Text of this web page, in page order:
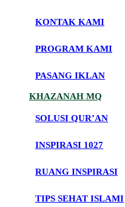
KONTAK KAMI
PROGRAM KAMI
PASANG IKLAN
KHAZANAH MQ
SOLUSI QUR’AN
INSPIRASI 1027
RUANG INSPIRASI
TIPS SEHAT ISLAMI